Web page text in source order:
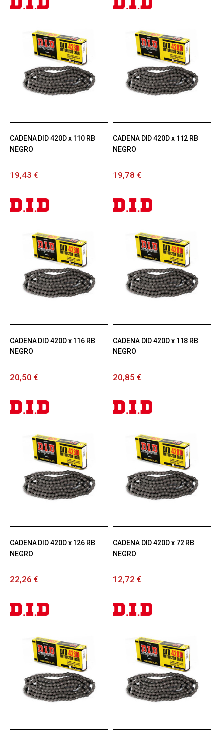
CADENA DID 420D x 110 RB
NEGRO
19,43 €
CADENA DID 420D x 112 RB
NEGRO
19,78 €
CADENA DID 420D x 116 RB
NEGRO
20,50 €
CADENA DID 420D x 118 RB
NEGRO
20,85 €
CADENA DID 420D x 126 RB
NEGRO
22,26 €
CADENA DID 420D x 72 RB
NEGRO
12,72 €